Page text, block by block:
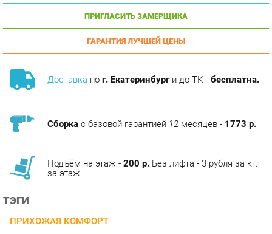
ГАРАНТИЯ ЛУЧШЕЙ ЦЕНЫ
Доставкапог. Екатеринбурги до ТК -бесплатна.
ТЭГИ